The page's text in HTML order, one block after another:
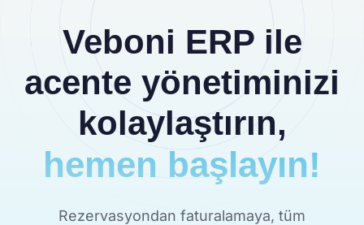
Veboni ERP ile
acente yönetiminizi
kolaylaştırın,
hemen başlayın!
Rezervasyondan faturalamaya, tüm